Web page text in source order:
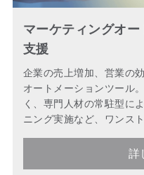
マーケティングオ
支援
企業の売上増加、営業の
オートメーションツール
く、専門人材の常駐型に
ニング実施など、ワンス
詳